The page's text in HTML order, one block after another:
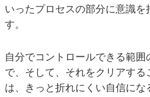
いったプロセスの部分に意識を
す。
自分でコントロールできる範囲
で、そして、それをクリアす
は、きっと折れにくい自信にな